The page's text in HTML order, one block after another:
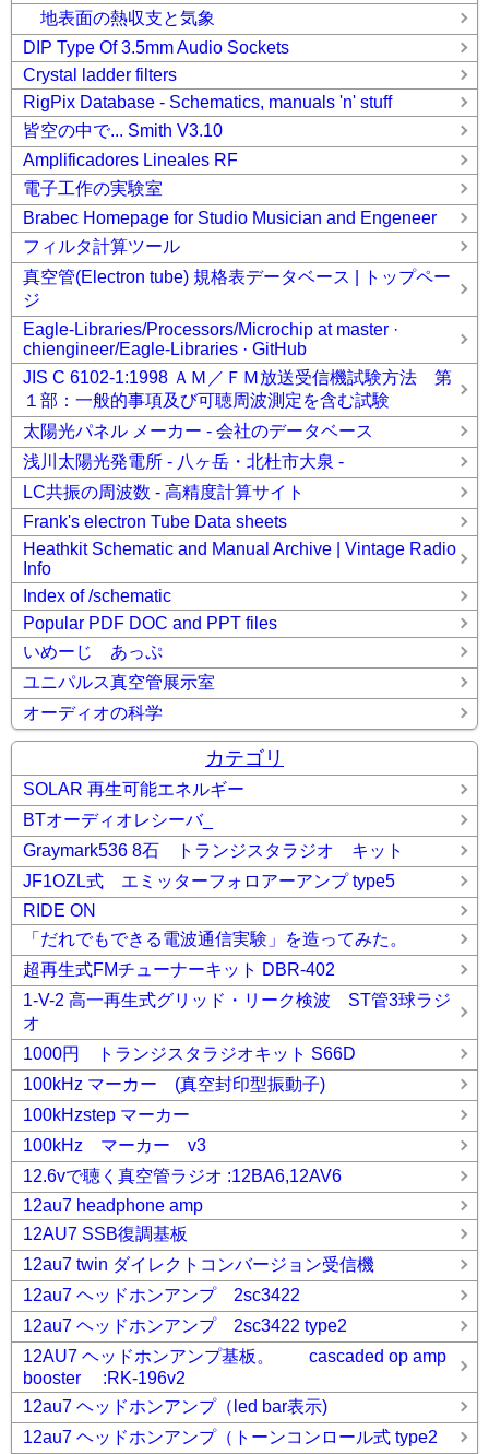
地表面の熱収支と気象
DIP Type Of 3.5mm Audio Sockets
Crystal ladder filters
RigPix Database - Schematics, manuals 'n' stuff
皆空の中で... Smith V3.10
Amplificadores Lineales RF
電子工作の実験室
Brabec Homepage for Studio Musician and Engeneer
フィルタ計算ツール
真空管(Electron tube) 規格表データベース | トップペー
ジ
Eagle-Libraries/Processors/Microchip at master ·
chiengineer/Eagle-Libraries · GitHub
JIS C 6102-1:1998 ＡＭ／ＦＭ放送受信機試験方法 第
１部：一般的事項及び可聴周波測定を含む試験
太陽光パネル メーカー - 会社のデータベース
浅川太陽光発電所 - 八ヶ岳・北杜市大泉 -
LC共振の周波数 - 高精度計算サイト
Frank's electron Tube Data sheets
Heathkit Schematic and Manual Archive | Vintage Radio
Info
Index of /schematic
Popular PDF DOC and PPT files
いめーじ あっぷ
ユニパルス真空管展示室
オーディオの科学
カテゴリ
SOLAR 再生可能エネルギー
BTオーディオレシーバ_
Graymark536 8石 トランジスタラジオ キット
JF1OZL式 エミッターフォロアーアンプ type5
RIDE ON
「だれでもできる電波通信実験」を造ってみた。
超再生式FMチューナーキット DBR-402
1-V-2 高一再生式グリッド・リーク検波 ST管3球ラジ
オ
1000円 トランジスタラジオキット S66D
100kHz マーカー (真空封印型振動子)
100kHzstep マーカー
100kHz マーカー v3
12.6vで聴く真空管ラジオ :12BA6,12AV6
12au7 headphone amp
12AU7 SSB復調基板
12au7 twin ダイレクトコンバージョン受信機
12au7 ヘッドホンアンプ 2sc3422
12au7 ヘッドホンアンプ 2sc3422 type2
12AU7 ヘッドホンアンプ基板。 cascaded op amp
booster :RK-196v2
12au7 ヘッドホンアンプ（led bar表示)
12au7 ヘッドホンアンプ（トーンコンロール式 type2